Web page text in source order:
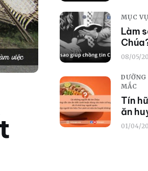
MỤC
Làm
08/05/
MẮC
Tín
ăn
01/04/